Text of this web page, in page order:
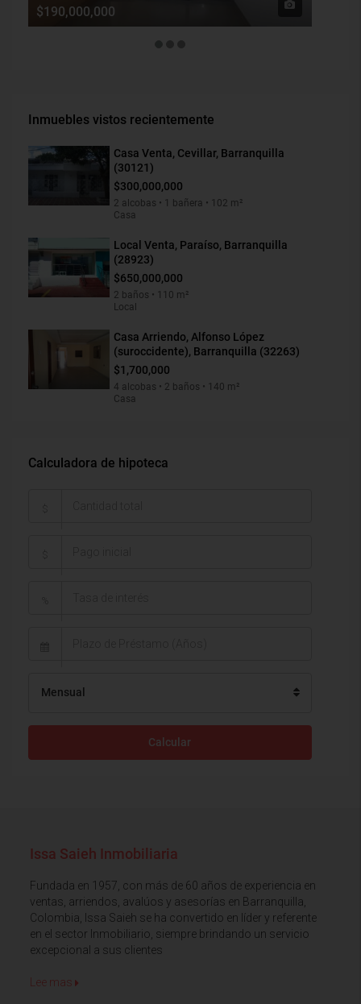
$190,000,000
Inmuebles vistos recientemente
Casa Venta, Cevillar, Barranquilla
(30121)
$300,000,000
2 alcobas • 1 bañera • 102 m²
Casa
Local Venta, Paraíso, Barranquilla
(28923)
$650,000,000
2 baños • 110 m²
Local
Casa Arriendo, Alfonso López
(suroccidente), Barranquilla (32263)
$1,700,000
4 alcobas • 2 baños • 140 m²
Casa
Calculadora de hipoteca
Mensual
Calcular
Issa Saieh Inmobiliaria
Fundada en 1957, con más de 60 años de experiencia en
ventas, arriendos, avalúos y asesorías en Barranquilla,
Colombia, Issa Saieh se ha convertido en líder y referente
en el sector Inmobiliario, siempre brindando un servicio
excepcional a sus clientes
Lee mas